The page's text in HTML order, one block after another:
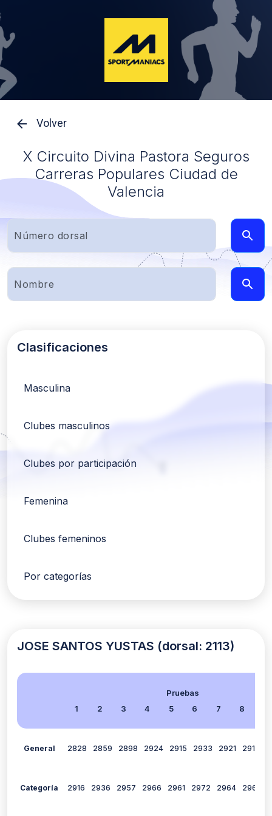
Volver
X Circuito Divina Pastora Seguros
Carreras Populares Ciudad de
Valencia
Clasificaciones
Masculina
Clubes masculinos
Clubes por participación
Femenina
Clubes femeninos
Por categorías
JOSE SANTOS YUSTAS (dorsal: 2113)
Pruebas
1
2 3 4 5 6 7 8
General 2828 2859 2898 2924 2915 2933 2921 2915
Categoría 2916 2936 2957 2966 2961 2972 2964 2967